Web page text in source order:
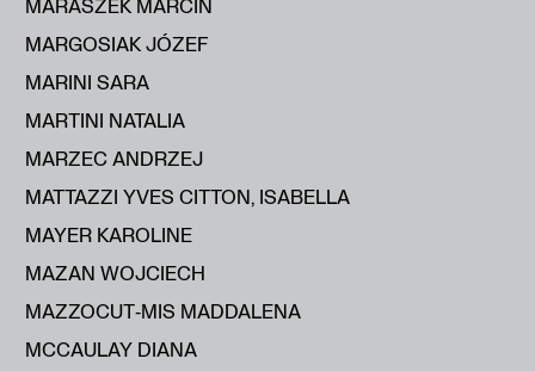
MARASZEK MARCIN
MARGOSIAK JÓZEF
MARINI SARA
MARTINI NATALIA
MARZEC ANDRZEJ
MATTAZZI YVES CITTON, ISABELLA
MAYER KAROLINE
MAZAN WOJCIECH
MAZZOCUT‑MIS MADDALENA
MCCAULAY DIANA